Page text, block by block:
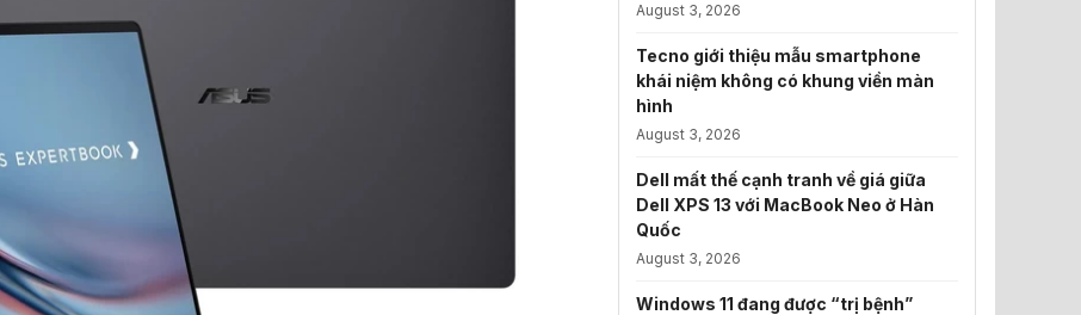
August 3, 2026
Tecno giới thiệu mẫu smartphone
khái niệm không có khung viền màn
hình
August 3, 2026
Dell mất thế cạnh tranh về giá giữa
Dell XPS 13 với MacBook Neo ở Hàn
Quốc
August 3, 2026
Windows 11 đang được “trị bệnh”